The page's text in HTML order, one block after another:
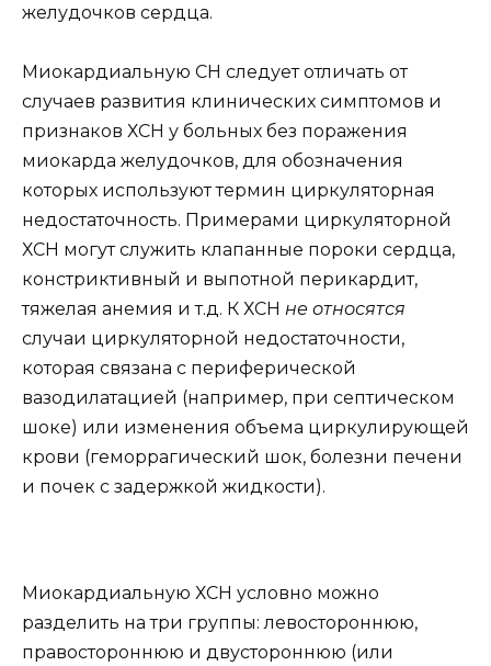
желудочков сердца.
Миокардиальную СН следует отличать от
случаев развития клинических симптомов и
признаков ХСН у больных без поражения
миокарда желудочков, для обозначения
которых используют термин циркуляторная
недостаточность. Примерами циркуляторной
ХСН могут служить клапанные пороки сердца,
констриктивный и выпотной перикардит,
тяжелая анемия и т.д. К ХСН не относятся
случаи циркуляторной недостаточности,
которая связана с периферической
вазодилатацией (например, при септическом
шоке) или изменения объема циркулирующей
крови (геморрагический шок, болезни печени
и почек с задержкой жидкости).
Миокардиальную ХСН условно можно
разделить на три группы: левостороннюю,
правостороннюю и двустороннюю (или